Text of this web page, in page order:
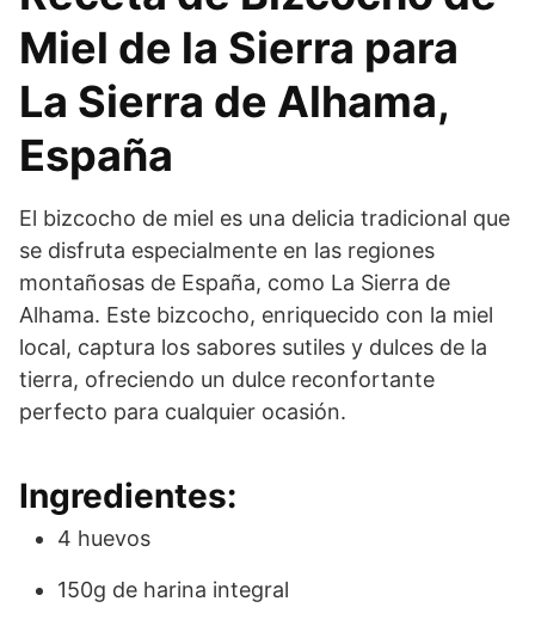
Miel de la Sierra para
La Sierra de Alhama,
España
El bizcocho de miel es una delicia tradicional que
se disfruta especialmente en las regiones
montañosas de España, como La Sierra de
Alhama. Este bizcocho, enriquecido con la miel
local, captura los sabores sutiles y dulces de la
tierra, ofreciendo un dulce reconfortante
perfecto para cualquier ocasión.
Ingredientes:
4 huevos
150g de harina integral